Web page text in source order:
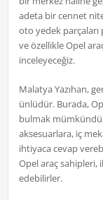
adeta bir cennet
oto yedek
ve özellikle Opel
inceleyeceğiz.
Malatya Yazıhan,
ünlüdür. Burada,
bulmak
aksesuarlara, iç
ihtiyaca cevap
Opel araç sahipleri,
edebilirler.